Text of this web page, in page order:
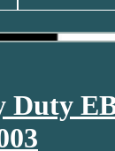
Duty